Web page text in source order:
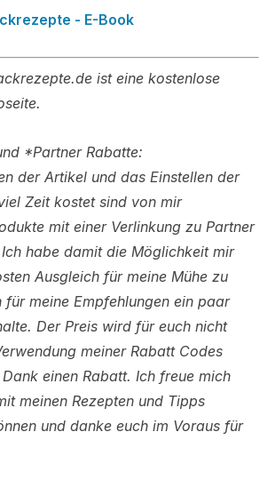
ist eine kostenlose
*Partner Rabatte:
der Artikel und das Einstellen der
Zeit kostet sind von mir
mit einer Verlinkung zu Partner
Ich habe damit die Möglichkeit mir
Ausgleich für meine Mühe zu
meine Empfehlungen ein paar
Der Preis wird für euch nicht
meiner Rabatt Codes
einen Rabatt. Ich freue mich
meinen Rezepten und Tipps
und danke euch im Voraus für